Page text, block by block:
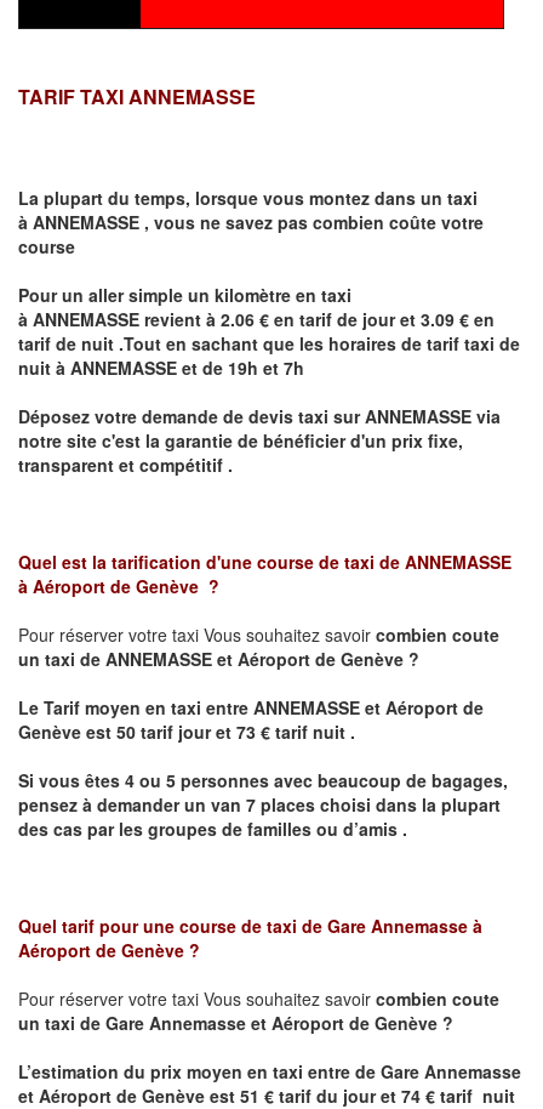
TARIF TAXI ANNEMASSE
La plupart du temps, lorsque vous montez dans un taxi
à ANNEMASSE , vous ne savez pas combien coûte votre
course
Pour un aller simple un kilomètre en taxi
à ANNEMASSE revient à 2.06 € en tarif de jour et 3.09 € en
tarif de nuit .Tout en sachant que les horaires de tarif taxi de
nuit à ANNEMASSE et de 19h et 7h
Déposez votre demande de devis taxi surANNEMASSE via
notre site c'est la garantie de bénéficier d'un prix fixe,
transparent et compétitif .
Quel est la tarification d'une course de taxi de ANNEMASSE
à Aéroport de Genève ?
Pour réserver votre taxi Vous souhaitez savoir combien coute
un taxi de ANNEMASSE et Aéroport de Genève ?
Le Tarif moyen en taxi entre ANNEMASSE et Aéroport de
Genève est 50 tarif jour et 73 € tarif nuit .
Si vous êtes 4 ou 5 personnes avec beaucoup de bagages,
pensez à demander un van 7 places choisi dans la plupart
des cas par les groupes de familles ou d’amis .
Quel tarif pour une course de taxi de Gare Annemasse à
Aéroport de Genève ?
Pour réserver votre taxi Vous souhaitez savoir combien coute
un taxi de Gare Annemasse et Aéroport de Genève ?
L’estimation du prix moyen en taxi entre de Gare Annemasse
et Aéroport de Genève est 51 € tarif du jour et 74 € tarif nuit